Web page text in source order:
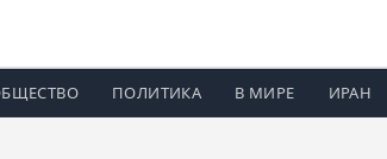
ПОЛИТИКА В МИРЕ ИРАН